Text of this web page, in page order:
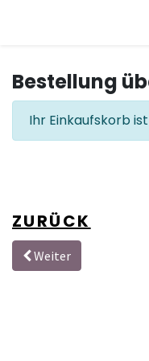
Bestellung
Ihr Einkaufskorb
ZURÜCK
Weiter